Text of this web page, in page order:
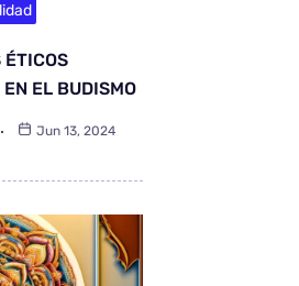
ÉTICOS
EL BUDISMO
Jun 13, 2024